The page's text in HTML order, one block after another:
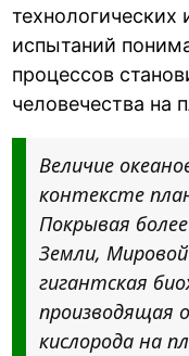
технологических
испытаний
процессов
человечества на
Величие
контексте
Покрывая
Земли,
гигантская
производящая
кислорода на